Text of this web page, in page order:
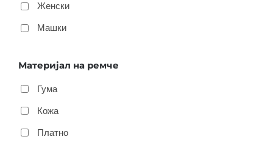
Женски
Машки
Материјал на ремче
Гума
Кожа
Платно